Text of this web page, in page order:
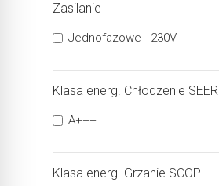
Zasilanie
Jednofazowe - 230V
Klasa energ. Chłodzenie SEER
A+++
Klasa energ. Grzanie SCOP